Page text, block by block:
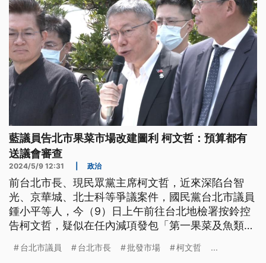
藍議員告北市果菜市場改建圖利 柯文哲：預算都有
送議會審查
2024/5/9 12:31 政治
前台北市長、現民眾黨主席柯文哲，近來深陷台智
光、京華城、北士科等爭議案件，國民黨台北市議員
鍾小平等人，今（9）日上午前往台北地檢署按鈴控
告柯文哲，疑似在任內減項發包「第一果菜及魚類批
柯文哲任內第4大弊案。儘管如此，柯文哲仍帶領民
台北市議員 台北市長 批發市場 柯文哲 ...